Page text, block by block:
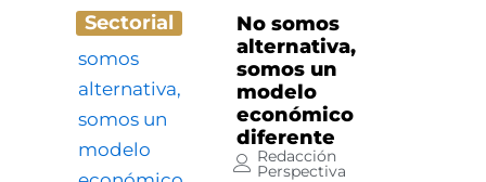
Sectorial
No somos
alternativa,
somos un
modelo
económico
diferente
Redacción
Perspectiva